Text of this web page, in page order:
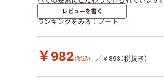
レビューを書く
ランキングをみる ノート
￥982 （税込） ／￥893（税抜き）